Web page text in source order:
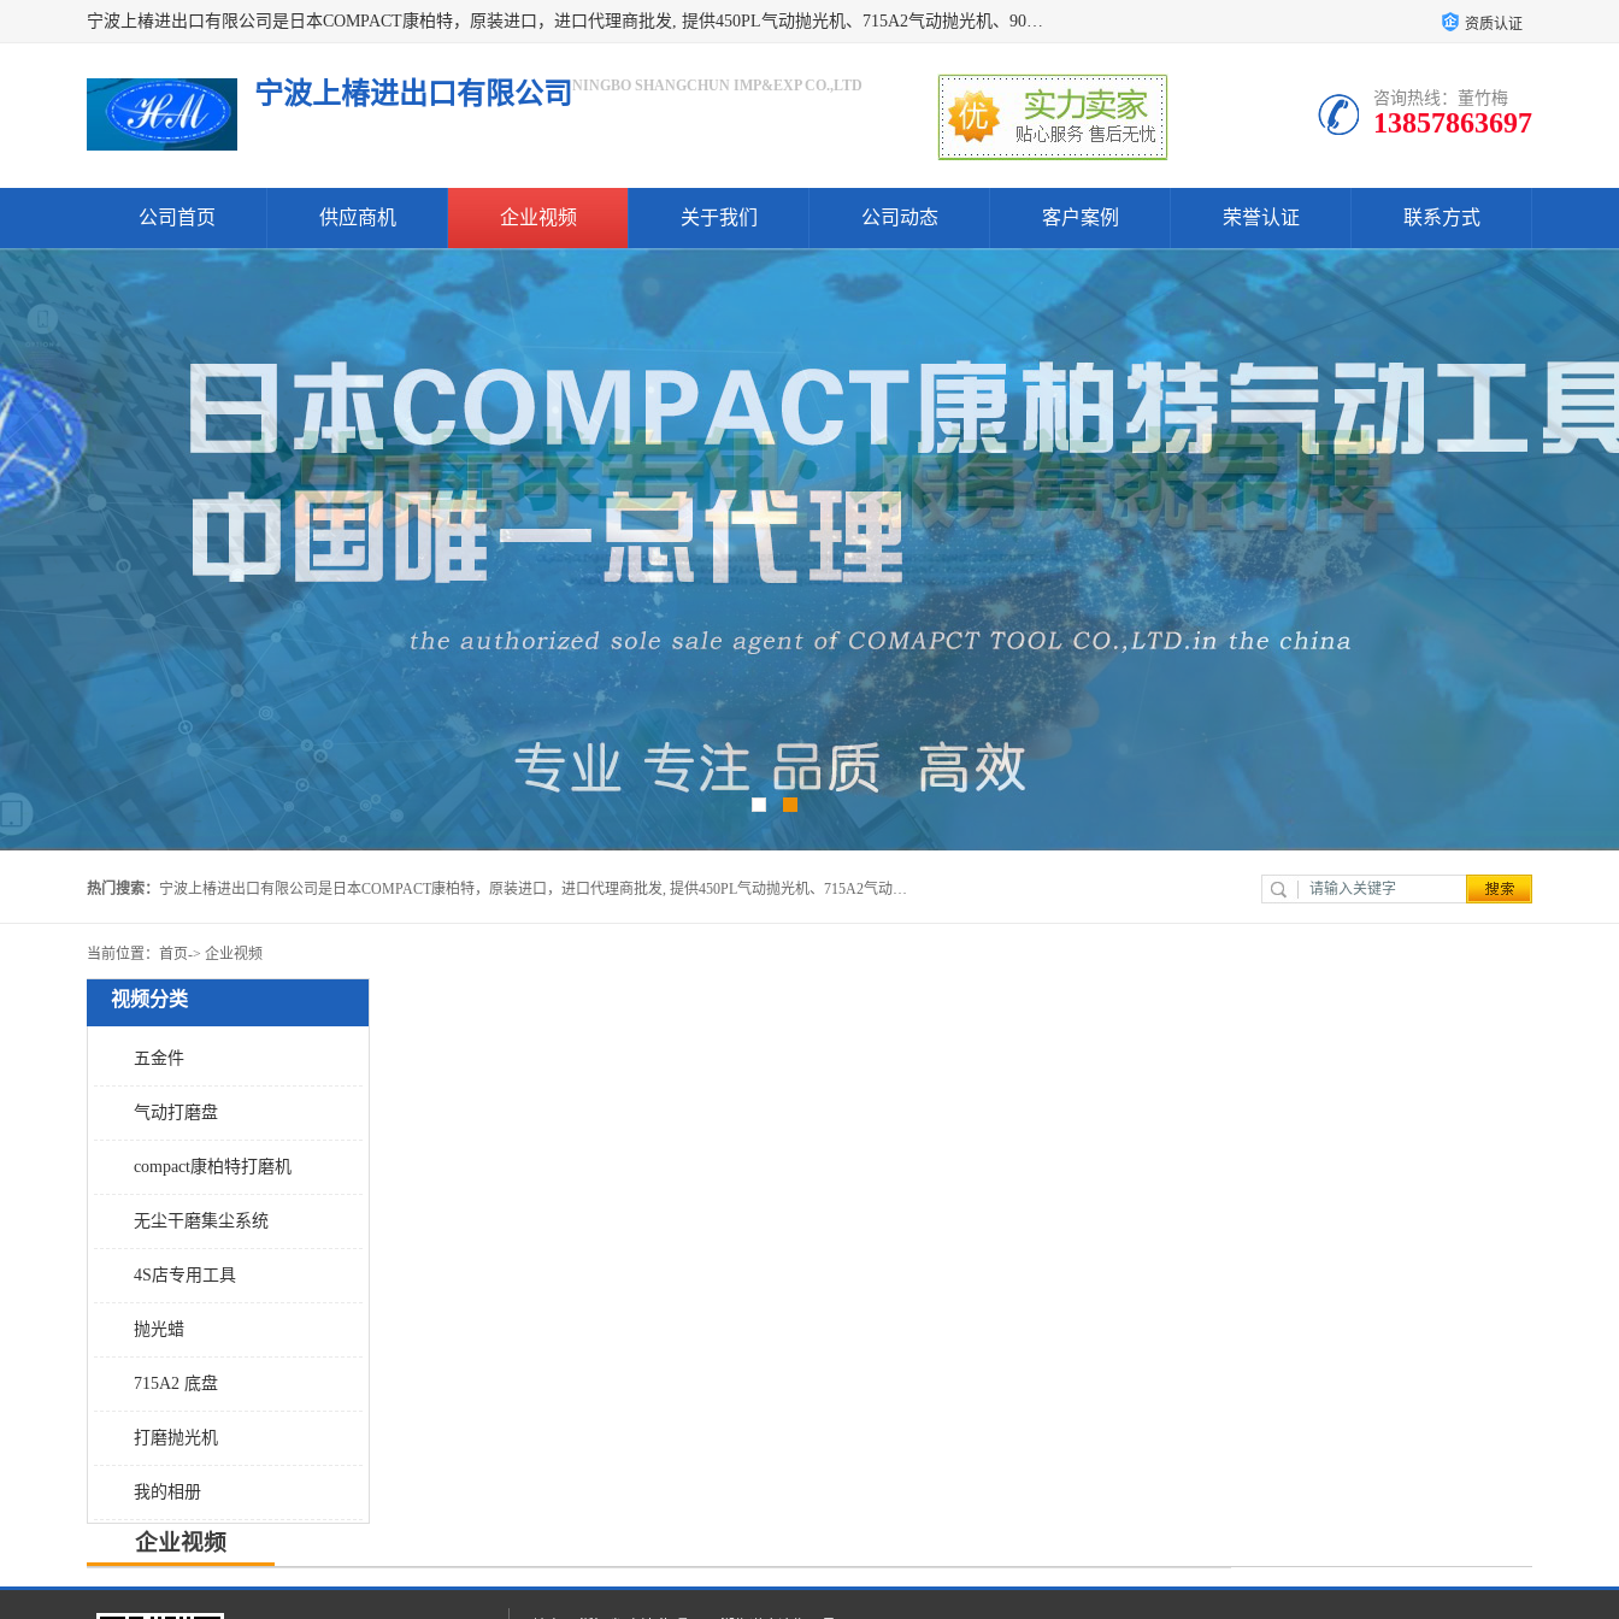
宁波上椿进出口有限公司是日本COMPACT康柏特，原装进口，进口代理商批发, 提供450PL气动抛光机、715A2气动抛光机、905A4打磨机、935GS打磨机、913W-5水磨机、450PL抛光机、715A2抛光机、935GS齿轮抛光机、905A4气动打磨机、价格实惠,欢迎来电咨询. 资质认证
宁波上椿进出口有限公司 NINGBO SHANGCHUN IMP&EXP CO.,LTD
咨询热线：董竹梅
13857863697
公司首页 供应商机 企业视频 关于我们 公司动态 客户案例 荣誉认证 联系方式
热门搜索： 宁波上椿进出口有限公司是日本COMPACT康柏特，原装进口，进口代理商批发, 提供450PL气动抛光机、715A2气动抛光机、905A4打磨机、935GS打磨机、913W-5水磨机、450PL抛光机、715A2抛光机、935GS齿轮抛光机、905A4气动打磨机、价格实惠,欢迎来电咨询.
当前位置： 首页-> 企业视频
视频分类
五金件
气动打磨盘
compact康柏特打磨机
无尘干磨集尘系统
4S店专用工具
抛光蜡
715A2 底盘
打磨抛光机
我的相册
企业视频